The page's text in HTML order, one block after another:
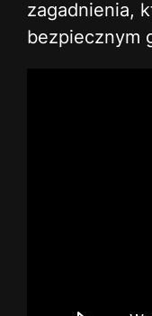
zagadnienia,
bezpiecznym